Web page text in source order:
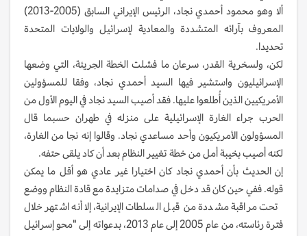
ألا وهو محمود أحمدي نجاد، الرئيس الإيراني السابق (2005-2013)
المعروف بآرائه المتشددة والمعادية لإسرائيل والولايات المتحدة
تحديدا.
لكن، ولسخرية القدر، سرعان ما فشلت الخطة الجريئة، التي وضعها
الإسرائيليون واستشير فيها السيد أحمدي نجاد، وفقا للمسؤولين
الأمريكيين الذين أُطلعوا عليها. فقد أصيب السيد نجاد في اليوم الأول من
الحرب جراء الغارة الإسرائيلية على منزله في طهران حسبما قال
المسؤولون الأمريكيون وأحد مساعدي نجاد. وقالوا إنه نجا من الغارة،
لكنه أصيب بخيبة أمل من خطة تغيير النظام بعد أن كاد يلقى حتفه.
إن الحديث بأن أحمدي نجاد كان اختيارا غير عادي هو أقل ما يمكن
قوله. ففي حين كان قد دخل في صدامات متزايدة مع قادة النظام ووضع
تحت مراقبة مشددة من قبل السلطات الإيرانية، إلا أنه اشتهر خلال
فترة رئاسته، من عام 2005 إلى عام 2013، بدعواته إلى "محو إسرائيل